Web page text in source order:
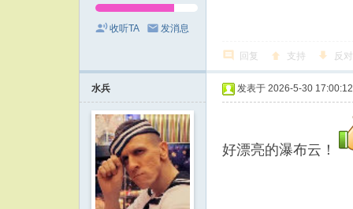
收听TA 发消息
回复 支持 反对
水兵 发表于 2026-5-30 17:00:12
好漂亮的瀑布云！